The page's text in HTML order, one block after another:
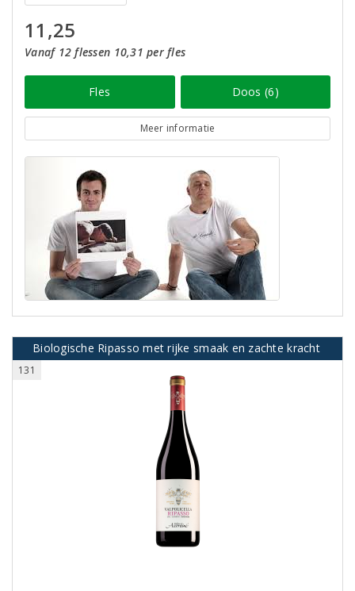
11,25
Vanaf 12 flessen 10,31 per fles
Fles Doos (6)
Meer informatie
Biologische Ripasso met rijke smaak en zachte kracht
131